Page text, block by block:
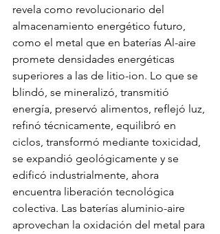
revela como revolucionario del
almacenamiento energético futuro,
como el metal que en baterías Al-aire
promete densidades energéticas
superiores a las de litio-ion. Lo que se
blindó, se mineralizó, transmitió
energía, preservó alimentos, reflejó luz,
refinó técnicamente, equilibró en
ciclos, transformó mediante toxicidad,
se expandió geológicamente y se
edificó industrialmente, ahora
encuentra liberación tecnológica
colectiva. Las baterías aluminio-aire
aprovechan la oxidación del metal para